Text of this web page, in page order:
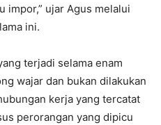
impor,” ujar Agus melalui
ini.
terjadi selama enam
wajar dan bukan dilakukan
kerja yang tercatat
perorangan yang dipicu